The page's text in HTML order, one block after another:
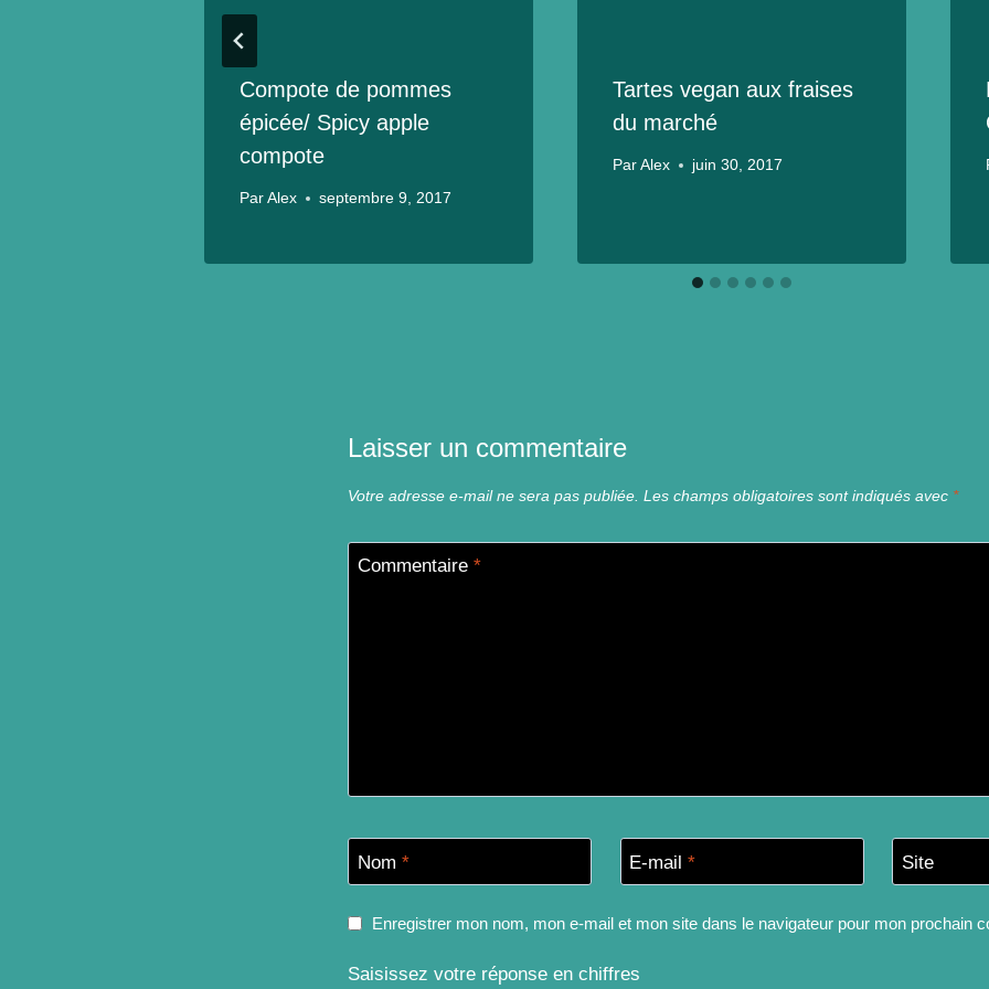
Compote de pommes
épicée/ Spicy apple
compote
Par Alex septembre 9, 2017
Tartes vegan aux fraises
du marché
Par Alex juin 30, 2017
Laisser un commentaire
Votre adresse e-mail ne sera pas publiée. Les champs obligatoires sont indiqués avec *
Commentaire *
Nom * E-mail * Site
Enregistrer mon nom, mon e-mail et mon site dans le navigateur pour mon prochain
Saisissez votre réponse en chiffres